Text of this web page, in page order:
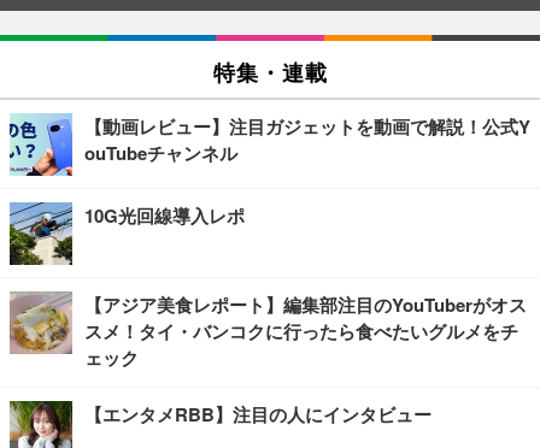
特集・連載
【動画レビュー】注目ガジェットを動画で解説！公式Y
ouTubeチャンネル
10G光回線導入レポ
【アジア美食レポート】編集部注目のYouTuberがオス
スメ！タイ・バンコクに行ったら食べたいグルメをチ
ェック
【エンタメRBB】注目の人にインタビュー